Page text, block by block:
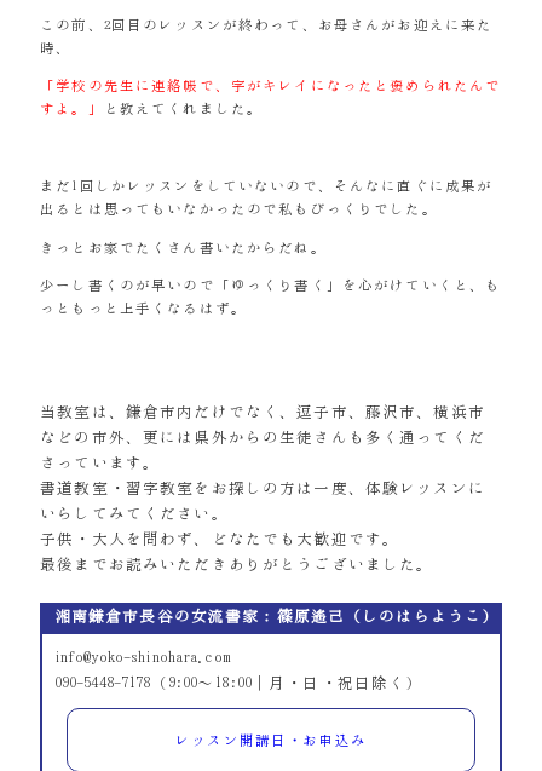
この前、2回目のレッスンが終わって、お母さんがお迎えに来た
時、
「学校の先生に連絡帳で、字がキレイになったと褒められたんで
すよ。」
と教えてくれました。
まだ1回しかレッスンをしていないので、そんなに直ぐに成果が
出るとは思ってもいなかったので私もびっくりでした。
きっとお家でたくさん書いたからだね。
少ーし書くのが早いので「ゆっくり書く」を心がけていくと、も
っともっと上手くなるはず。
当教室は、鎌倉市内だけでなく、逗子市、藤沢市、横浜市
などの市外、更には県外からの生徒さんも多く通ってくだ
さっています。
書道教室・習字教室をお探しの方は一度、体験レッスンに
いらしてみてください。
子供・大人を問わず、どなたでも大歓迎です。
最後までお読みいただきありがとうございました。
湘南鎌倉市長谷の女流書家：篠原遙己（しのはらようこ）
info@yoko-shinohara.com
090-5448-7178（9:00～18:00｜月・日・祝日除く）
レッスン開講日・お申込み